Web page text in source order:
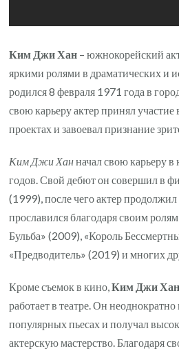
Ким Джи Хан – южнокорейский
яркими ролями в драматических и
родился 8 февраля 1971 года в
свою карьеру актер принял
проектах и завоевал признание
Ким Джи Ханначал свою карьеру
годов. Свой дебют он совершил в
(1999), после чего актер
прославился благодаря своим
Бульба» (2009), «Король
«Предводитель» (2019) и многих
Кроме съемок в кино,Ким Джи Хан
работает в театре. Он
популярных пьесах и получал
актерскую мастерство. Благодаря